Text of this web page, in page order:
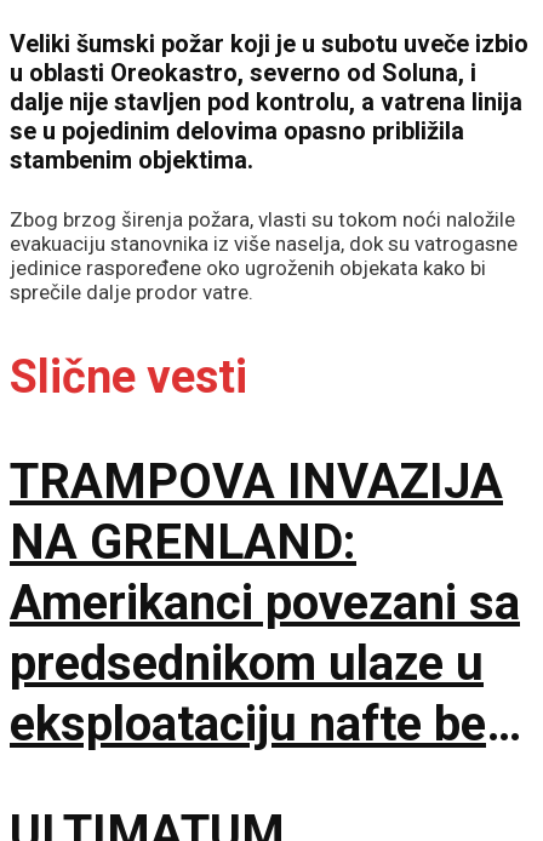
Veliki šumski požar koji je u subotu uveče izbio
u oblasti Oreokastro, severno od Soluna, i
dalje nije stavljen pod kontrolu, a vatrena linija
se u pojedinim delovima opasno približila
stambenim objektima.
Zbog brzog širenja požara, vlasti su tokom noći naložile
evakuaciju stanovnika iz više naselja, dok su vatrogasne
jedinice raspoređene oko ugroženih objekata kako bi
sprečile dalje prodor vatre.
Slične vesti
TRAMPOVA INVAZIJA
NA GRENLAND:
Amerikanci povezani sa
predsednikom ulaze u
eksploataciju nafte bez